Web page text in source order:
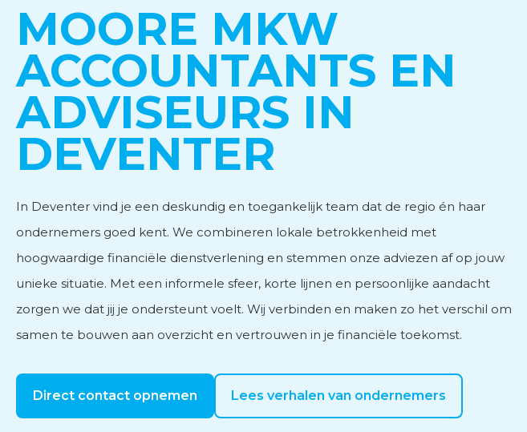
Subsidieadvies
Internationaal ondernemen
MOORE MKW
ACCOUNTANTS EN
ADVISEURS IN
DEVENTER
In Deventer vind je een deskundig en toegankelijk team dat de regio én haar
ondernemers goed kent. We combineren lokale betrokkenheid met
hoogwaardige financiële dienstverlening en stemmen onze adviezen af op jouw
unieke situatie. Met een informele sfeer, korte lijnen en persoonlijke aandacht
zorgen we dat jij je ondersteunt voelt. Wij verbinden en maken zo het verschil om
samen te bouwen aan overzicht en vertrouwen in je financiële toekomst.
Direct contact opnemen Lees verhalen van ondernemers